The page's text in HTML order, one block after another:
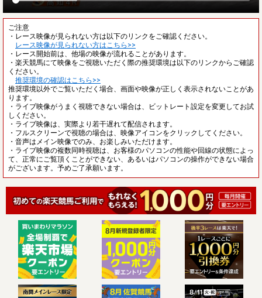
ご注意
・レース映像が見られない方は以下のリンクをご確認ください。
レース映像が見られない方はこちら>>
・レース開始前は、他場の映像が流れることがあります。
・楽天競馬にて映像をご視聴いただく際の推奨環境は以下のリンクからご確認
ください。
推奨環境の確認はこちら>>
推奨環境以外でご覧いただく場合、画面や映像が正しく表示されないことがあ
ります。
・ライブ映像がうまく視聴できない場合は、ビットレート設定を変更してお試
しください。
・ライブ映像は、実際より若干遅れて配信されます。
・フルスクリーンで視聴の場合は、映像アイコンをクリックしてください。
・音声はメイン映像でのみ、お楽しみいただけます。
・ライブ映像の複数同時視聴は、お客様のパソコンの性能や回線の状態によっ
て、正常にご覧頂くことができない、あるいはパソコンの操作ができない場合
がございます。予めご了承願います。